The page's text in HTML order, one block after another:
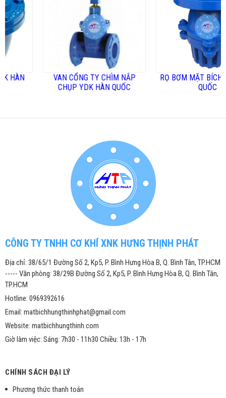
VAN CỔNG TY CHÌM NẮP
CHỤP YDK HÀN QUỐC
RỌ BƠM MẶT BÍCH YDK
CÔNG TY TNHH CƠ KHÍ XNK HƯNG THỊNH PHÁT
Địa chỉ: 38/65/1 Đường Số 2, Kp5, P. Bình Hưng Hòa B, Q. Bình Tân, TP.HCM
----- Văn phòng: 38/29B Đường Số 2, Kp5, P. Bình Hưng Hòa B, Q. Bình Tân,
TP.HCM
Hotline: 0969392616
Email: matbichhungthinhphat@gmail.com
Website: matbichhungthinh.com
Giờ làm việc: Sáng: 7h30 - 11h30 Chiều: 13h - 17h
CHÍNH SÁCH ĐẠI LÝ
Phương thức thanh toán